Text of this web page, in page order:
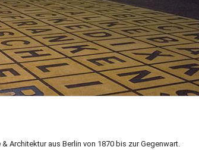
Architektur aus Berlin von 1870 bis zur Gegenwart.